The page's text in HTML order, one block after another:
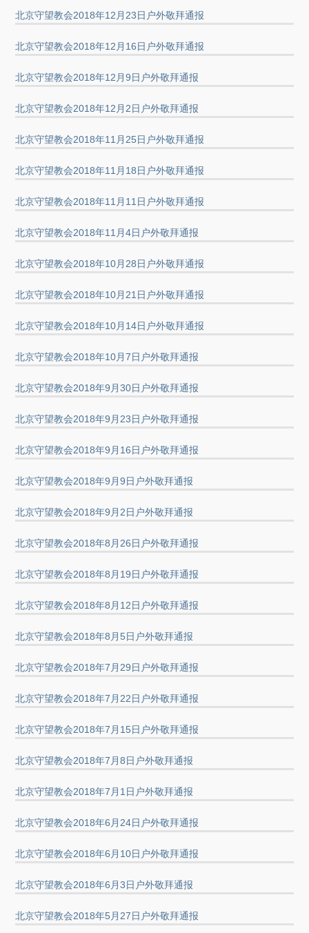
北京守望教会2018年12月23日户外敬拜通报
北京守望教会2018年12月16日户外敬拜通报
北京守望教会2018年12月9日户外敬拜通报
北京守望教会2018年12月2日户外敬拜通报
北京守望教会2018年11月25日户外敬拜通报
北京守望教会2018年11月18日户外敬拜通报
北京守望教会2018年11月11日户外敬拜通报
北京守望教会2018年11月4日户外敬拜通报
北京守望教会2018年10月28日户外敬拜通报
北京守望教会2018年10月21日户外敬拜通报
北京守望教会2018年10月14日户外敬拜通报
北京守望教会2018年10月7日户外敬拜通报
北京守望教会2018年9月30日户外敬拜通报
北京守望教会2018年9月23日户外敬拜通报
北京守望教会2018年9月16日户外敬拜通报
北京守望教会2018年9月9日户外敬拜通报
北京守望教会2018年9月2日户外敬拜通报
北京守望教会2018年8月26日户外敬拜通报
北京守望教会2018年8月19日户外敬拜通报
北京守望教会2018年8月12日户外敬拜通报
北京守望教会2018年8月5日户外敬拜通报
北京守望教会2018年7月29日户外敬拜通报
北京守望教会2018年7月22日户外敬拜通报
北京守望教会2018年7月15日户外敬拜通报
北京守望教会2018年7月8日户外敬拜通报
北京守望教会2018年7月1日户外敬拜通报
北京守望教会2018年6月24日户外敬拜通报
北京守望教会2018年6月10日户外敬拜通报
北京守望教会2018年6月3日户外敬拜通报
北京守望教会2018年5月27日户外敬拜通报